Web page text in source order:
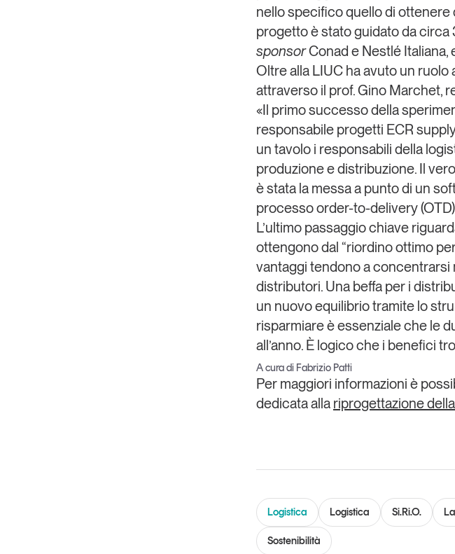
nello specifico quello di ottenere
progetto è stato guidato da circa
sponsorConad e Nestlé Italiana,
Oltre alla LIUC ha avuto un
attraverso il prof. Gino Marchet,
«Il primo successo della
responsabile progetti ECR
un tavolo i responsabili della
produzione e distribuzione. Il
è stata la messa a punto di un
processo order-to-delivery
L’ultimo passaggio chiave
ottengono dal “riordino ottimo
vantaggi tendono a
distributori. Una beffa per i
un nuovo equilibrio tramite lo
risparmiareè essenziale che le
all’anno. È logico che i benefici
A cura di Fabrizio Patti
Per maggiori informazioni è
dedicata alla riprogettazione
Logistica Logistica Si.Ri.O.
Sostenibilità